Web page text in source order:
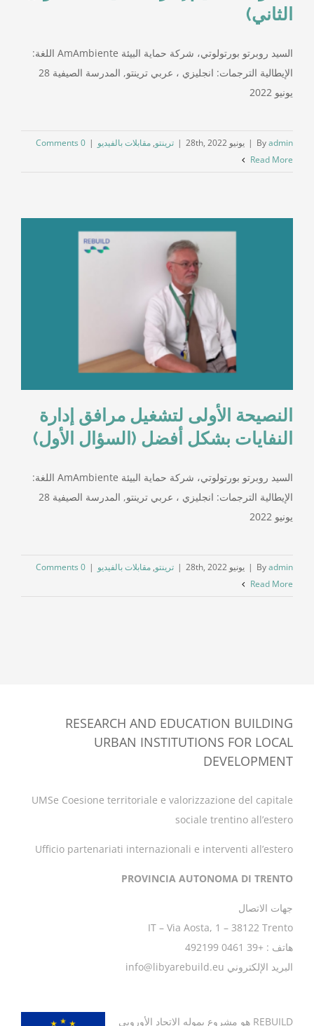
الثاني)
السيد روبرتو بورتولوتي، شركة حماية البيئة AmAmbiente اللغة:
الإيطالية الترجمات: انجليزي ، عربي ترينتو, المدرسة الصيفية 28
يونيو 2022
Byadmin
| يونيو 28th, 2022 | ترينتو, مقابلات بالفيديو |
0 Comments
Read More
النصيحة الأولى لتشغيل مرافق إدارة
النفايات بشكل أفضل (السؤال الأول)
السيد روبرتو بورتولوتي، شركة حماية البيئة AmAmbiente اللغة:
الإيطالية الترجمات: انجليزي ، عربي ترينتو, المدرسة الصيفية 28
يونيو 2022
Byadmin
| يونيو 28th, 2022 | ترينتو, مقابلات بالفيديو |
0 Comments
Read More
RESEARCH AND EDUCATION BUILDING
URBAN INSTITUTIONS FOR LOCAL
DEVELOPMENT
UMSe Coesione territoriale e valorizzazione del capitale
sociale trentino all’estero
Ufficio partenariati internazionali e interventi all’estero
PROVINCIA AUTONOMA DI TRENTO
جهات الاتصال
IT – Via Aosta, 1 – 38122 Trento
هاتف : +39 0461 492199
البريد الإلكتروني info@libyarebuild.eu
REBUILD هو مشروع يموله الاتحاد الأوروبي